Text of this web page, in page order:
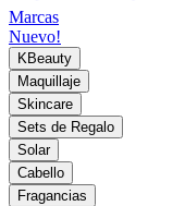
Marcas
Nuevo!
KBeauty
Maquillaje
Skincare
Sets de Regalo
Solar
Cabello
Fragancias